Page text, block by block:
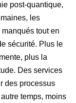
post-quantique,
les
tout en
sécurité. Plus le
plus la
Des services
des processus
temps, moins